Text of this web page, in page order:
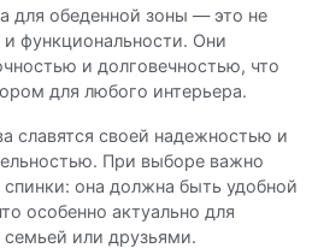
для обеденной зоны — это не
функциональности. Они
и долговечностью, что
для любого интерьера.
славятся своей надежностью и
При выборе важно
она должна быть удобной
особенно актуально для
или друзьями.